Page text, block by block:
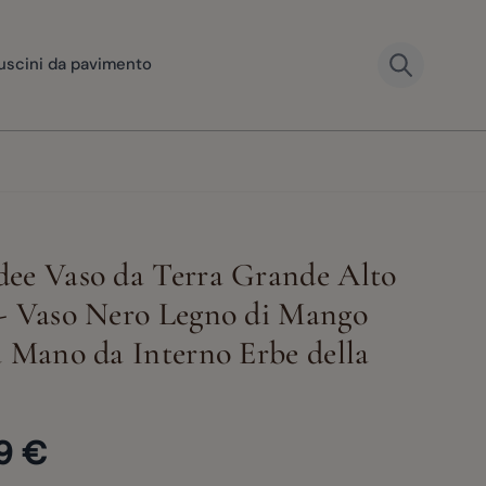
da pavimento
image
View larger imageView larger imageView larger image
Vaso da Terra Grande Alto
Vaso Nero Legno di Mango
Mano da Interno Erbe della
€